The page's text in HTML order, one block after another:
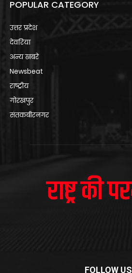
POPULAR CATEGORY
उत्तर प्रदेश
देवरिया
अन्य खबरे
Newsbeat
राष्ट्रीय
गोरखपुर
संतकबीरनगर
FOLLOW US